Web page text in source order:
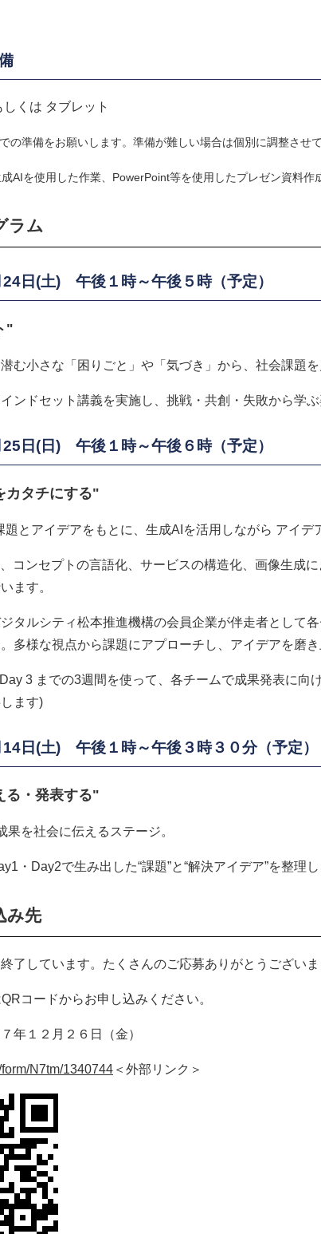
くは タブレット
準備をお願いします。準備が難しい場合は個別に調整させて
を使用した作業、PowerPoint等を使用したプレゼン資料作
ラム
日(土) 午後１時～午後５時（予定）
"
む小さな「困りごと」や「気づき」から、社会課題
ンドセット講義を実施し、挑戦・共創・失敗から学
日(日) 午後１時～午後６時（予定）
カタチにする"
題とアイデアをもとに、生成AIを活用しながら アイデ
コンセプトの言語化、サービスの構造化、画像生成
ます。
タルシティ松本推進機構の会員企業が伴走者として
多様な視点から課題にアプローチし、アイデアを磨き
3 までの3週間を使って、各チームで成果発表に向
ます)
日(土) 午後１時～午後３時３０分（予定）
る・発表する"
果を社会に伝えるステージ。
・Day2で生み出した“課題”と“解決アイデア”を整理
み先
了しています。たくさんのご応募ありがとうございま
コードからお申し込みください。
年１２月２６日（金）
N7tm/1340744 ＜外部リンク＞